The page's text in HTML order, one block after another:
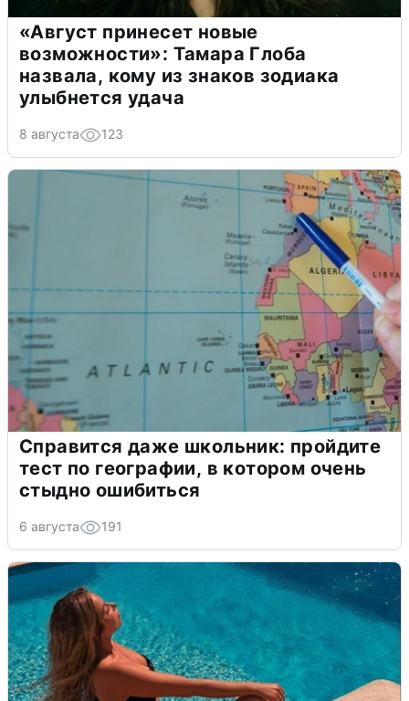
«Август принесет новые
возможности»: Тамара Глоба
назвала, кому из знаков зодиака
улыбнется удача
8 августа 123
Справится даже школьник: пройдите
тест по географии, в котором очень
стыдно ошибиться
6 августа 191